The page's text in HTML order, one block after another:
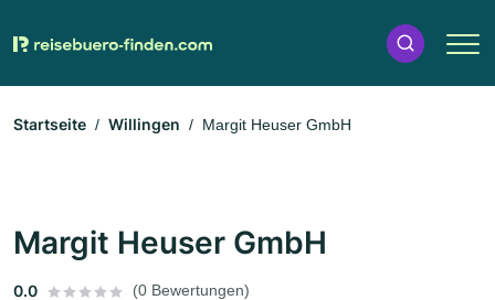
Startseite Willingen Margit Heuser GmbH
Margit Heuser GmbH
0.0 (0 Bewertungen)